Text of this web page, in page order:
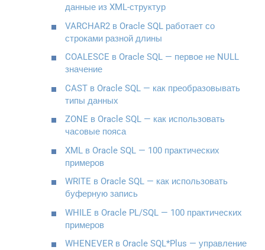
данные из XML-структур
VARCHAR2 в Oracle SQL работает со
строками разной длины
COALESCE в Oracle SQL — первое не NULL
значение
CAST в Oracle SQL — как преобразовывать
типы данных
ZONE в Oracle SQL — как использовать
часовые пояса
XML в Oracle SQL — 100 практических
примеров
WRITE в Oracle SQL — как использовать
буферную запись
WHILE в Oracle PL/SQL — 100 практических
примеров
WHENEVER в Oracle SQL*Plus — управление